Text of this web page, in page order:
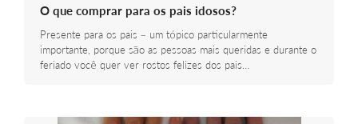
O que comprar para os pais idosos?
Presente para os pais – um tópico particularmente
importante, porque são as pessoas mais queridas e durante o
feriado você quer ver rostos felizes dos pais…